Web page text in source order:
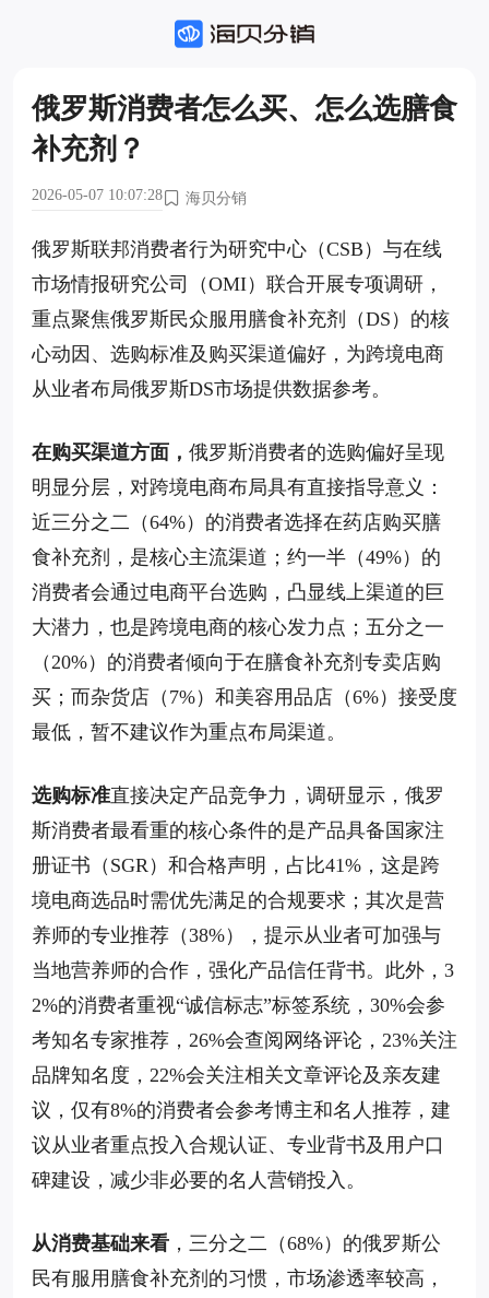
俄罗斯消费者怎么买、怎么选膳食
补充剂？
2026-05-07 10:07:28 海贝分销
俄罗斯联邦消费者行为研究中心（CSB）与在线
市场情报研究公司（OMI）联合开展专项调研，
重点聚焦俄罗斯民众服用膳食补充剂（DS）的核
心动因、选购标准及购买渠道偏好，为跨境电商
从业者布局俄罗斯DS市场提供数据参考。
在购买渠道方面， 俄罗斯消费者的选购偏好呈现
明显分层，对跨境电商布局具有直接指导意义：
近三分之二（64%）的消费者选择在药店购买膳
食补充剂，是核心主流渠道；约一半（49%）的
消费者会通过电商平台选购，凸显线上渠道的巨
大潜力，也是跨境电商的核心发力点；五分之一
（20%）的消费者倾向于在膳食补充剂专卖店购
买；而杂货店（7%）和美容用品店（6%）接受度
最低，暂不建议作为重点布局渠道。
选购标准直接决定产品竞争力，调研显示，俄罗
斯消费者最看重的核心条件的是产品具备国家注
册证书（SGR）和合格声明，占比41%，这是跨
境电商选品时需优先满足的合规要求；其次是营
养师的专业推荐（38%），提示从业者可加强与
当地营养师的合作，强化产品信任背书。此外，3
2%的消费者重视“诚信标志”标签系统，30%会参
考知名专家推荐，26%会查阅网络评论，23%关注
品牌知名度，22%会关注相关文章评论及亲友建
议，仅有8%的消费者会参考博主和名人推荐，建
议从业者重点投入合规认证、专业背书及用户口
碑建设，减少非必要的名人营销投入。
从消费基础来看，三分之二（68%）的俄罗斯公
民有服用膳食补充剂的习惯，市场渗透率较高，